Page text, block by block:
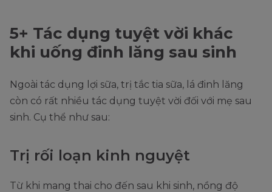
5+ Tác dụng tuyệt vời khác
khi uống đinh lăng sau sinh
Ngoài tác dụng lợi sữa, trị tắc tia sữa, lá đinh lăng
còn có rất nhiều tác dụng tuyệt vời đối với mẹ sau
sinh. Cụ thể như sau:
Trị rối loạn kinh nguyệt
Từ khi mang thai cho đến sau khi sinh, nồng độ